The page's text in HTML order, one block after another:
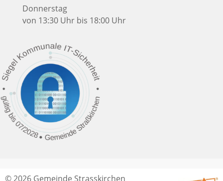
Donnerstag
von 13:30 Uhr bis 18:00 Uhr
© 2026 Gemeinde Strasskirchen